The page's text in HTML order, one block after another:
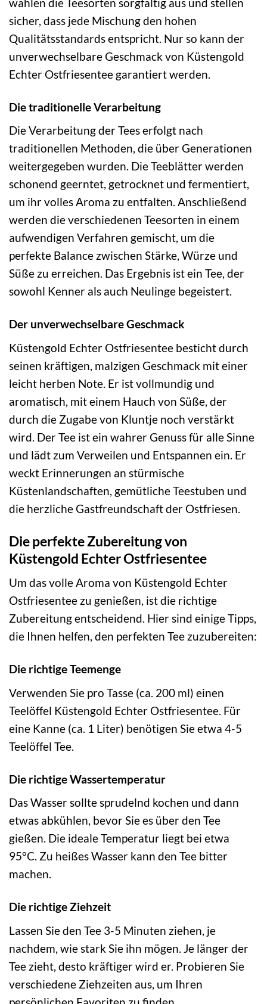
sicher, dass jede Mischung den hohen
Qualitätsstandards entspricht. Nur so kann der
unverwechselbare Geschmack von Küstengold
Echter Ostfriesentee garantiert werden.
Die traditionelle Verarbeitung
Die Verarbeitung der Tees erfolgt nach
traditionellen Methoden, die über Generationen
weitergegeben wurden. Die Teeblätter werden
schonend geerntet, getrocknet und fermentiert,
um ihr volles Aroma zu entfalten. Anschließend
werden die verschiedenen Teesorten in einem
aufwendigen Verfahren gemischt, um die
perfekte Balance zwischen Stärke, Würze und
Süße zu erreichen. Das Ergebnis ist ein Tee, der
sowohl Kenner als auch Neulinge begeistert.
Der unverwechselbare Geschmack
Küstengold Echter Ostfriesentee besticht durch
seinen kräftigen, malzigen Geschmack mit einer
leicht herben Note. Er ist vollmundig und
aromatisch, mit einem Hauch von Süße, der
durch die Zugabe von Kluntje noch verstärkt
wird. Der Tee ist ein wahrer Genuss für alle Sinne
und lädt zum Verweilen und Entspannen ein. Er
weckt Erinnerungen an stürmische
Küstenlandschaften, gemütliche Teestuben und
die herzliche Gastfreundschaft der Ostfriesen.
Die perfekte Zubereitung von
Küstengold Echter Ostfriesentee
Um das volle Aroma von Küstengold Echter
Ostfriesentee zu genießen, ist die richtige
Zubereitung entscheidend. Hier sind einige Tipps,
die Ihnen helfen, den perfekten Tee zuzubereiten:
Die richtige Teemenge
Verwenden Sie pro Tasse (ca. 200 ml) einen
Teelöffel Küstengold Echter Ostfriesentee. Für
eine Kanne (ca. 1 Liter) benötigen Sie etwa 4-5
Teelöffel Tee.
Die richtige Wassertemperatur
Das Wasser sollte sprudelnd kochen und dann
etwas abkühlen, bevor Sie es über den Tee
gießen. Die ideale Temperatur liegt bei etwa
95°C. Zu heißes Wasser kann den Tee bitter
machen.
Die richtige Ziehzeit
Lassen Sie den Tee 3-5 Minuten ziehen, je
nachdem, wie stark Sie ihn mögen. Je länger der
Tee zieht, desto kräftiger wird er. Probieren Sie
verschiedene Ziehzeiten aus, um Ihren